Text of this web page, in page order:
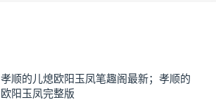
孝顺的儿熄欧阳玉凤笔趣阁最新；孝顺的
欧阳玉凤完整版